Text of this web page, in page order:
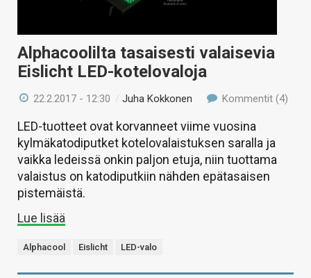
Alphacoolilta tasaisesti valaisevia
Eislicht LED-kotelovaloja
22.2.2017 - 12:30 /Juha Kokkonen Kommentit (4)
LED-tuotteet ovat korvanneet viime vuosina
kylmäkatodiputket kotelovalaistuksen saralla ja
vaikka ledeissä onkin paljon etuja, niin tuottama
valaistus on katodiputkiin nähden epätasaisen
pistemäistä.
Lue lisää
Alphacool Eislicht LED-valo